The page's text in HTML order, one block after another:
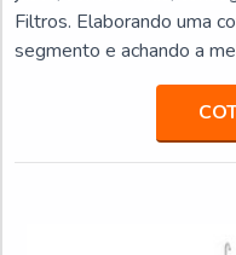
Filtros. Elaborando uma
segmento e achando a
benefício.Quando o
acessível, com os
obterá excelente custo-
especializada.UM